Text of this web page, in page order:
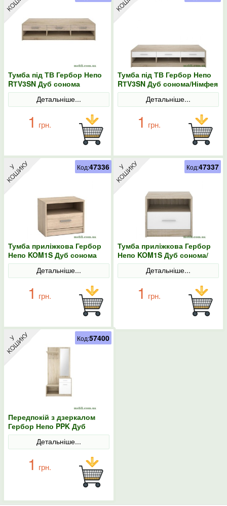
Тумба під ТВ Гербор Непо
RТV3SN Дуб сонома
Детальніше...
1 грн.
Тумба під ТВ Гербор Непо
RТV3SN Дуб сонома/Німфея
альба
Детальніше...
1 грн.
Тумба приліжкова Гербор
Непо KOM1S Дуб сонома
Детальніше...
1 грн.
Код:47336
Тумба приліжкова Гербор
Непо KOM1S Дуб сонома/
Німфея альба
Детальніше...
1 грн.
Код:47337
Передпокій з дзеркалом
Гербор Непо PPK Дуб
сонома/Німфея альба
Детальніше...
1 грн.
Код:57400